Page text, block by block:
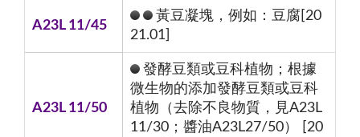
A23L 11/45
黃豆凝塊，例如：豆腐[20
21.01]
A23L 11/50
發酵豆類或豆科植物；根據
微生物的添加發酵豆類或豆科
植物（去除不良物質，見A23L
11/30；醬油A23L27/50） [20